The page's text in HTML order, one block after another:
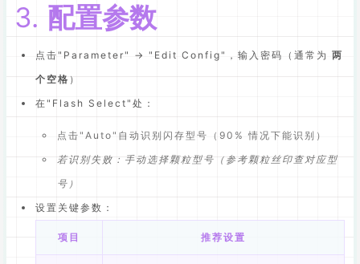
3. 配置参数
点击"Parameter" → "Edit Config"，输入密码（通常为两
个空格 ）
在"Flash Select"处：
点击"Auto"自动识别闪存型号（90% 情况下能识别）
若识别失败：手动选择颗粒型号（参考颗粒丝印查对应型
号）
设置关键参数：
项目 推荐设置